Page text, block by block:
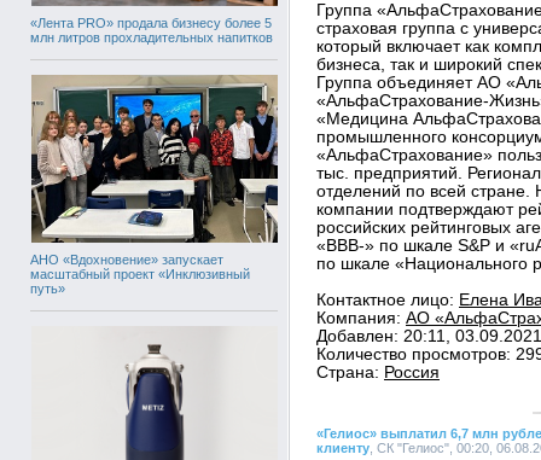
«Лента PRO» продала бизнесу более 5
млн литров прохладительных напитков
АНО «Вдохновение» запускает
масштабный проект «Инклюзивный
путь»
Группа
страховая группа с
который включает как
бизнеса, так и широкий
Группа объединяет АО
«АльфаСтрахование-
«Медицина
промышленного
«АльфаСтрахование»
тыс. предприятий.
отделений по всей стране.
компании подтверждают
российских рейтинговых
«ВВB-» по шкале S&P и
по шкале «Национального
Контактное лицо: Елена
Компания: АО
Добавлен: 20:11, 03.09.2021
Количество просмотров:
Страна: Россия
«Гелиос» выплатил 6,7 млн
клиенту , СК "Гелиос", 00:20,